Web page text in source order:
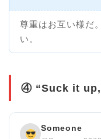
尊重はお互い様だ
い。
④ “Suck it
Someone